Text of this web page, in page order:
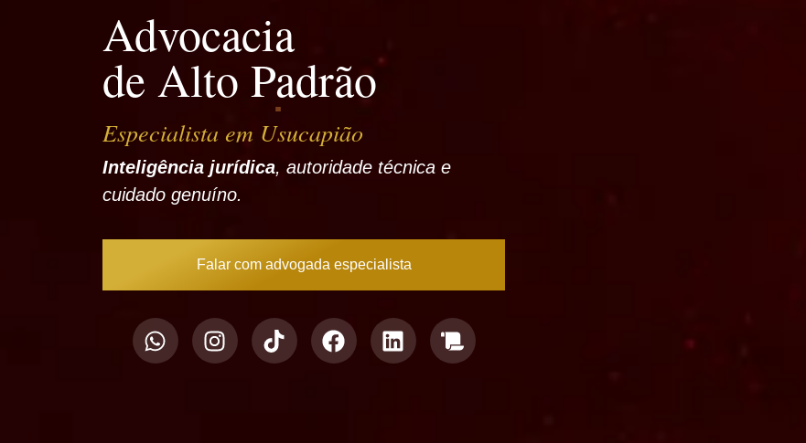
Advocacia
de Alto Padrão
Especialista em Usucapião
Inteligência jurídica, autoridade técnica e
cuidado genuíno.
Falar com advogada especialista